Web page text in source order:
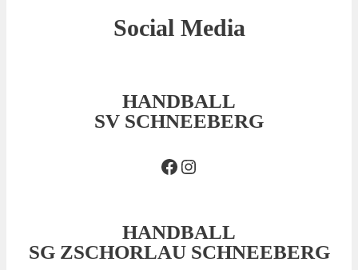
Social Media
HANDBALL
SV SCHNEEBERG
Facebook SVSInsta SVS
HANDBALL
SG ZSCHORLAU SCHNEEBERG